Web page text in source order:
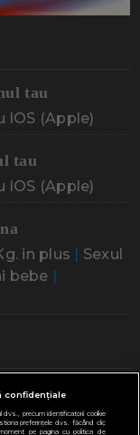
tau
IOS (Apple)
tau
IOS (Apple)
in plus
Sexul
bebe
sarcina
Bebe plange
confidențiale
precum identificatorii cookie
preferințele dvs. făcând clic
pe pagina cu politica de